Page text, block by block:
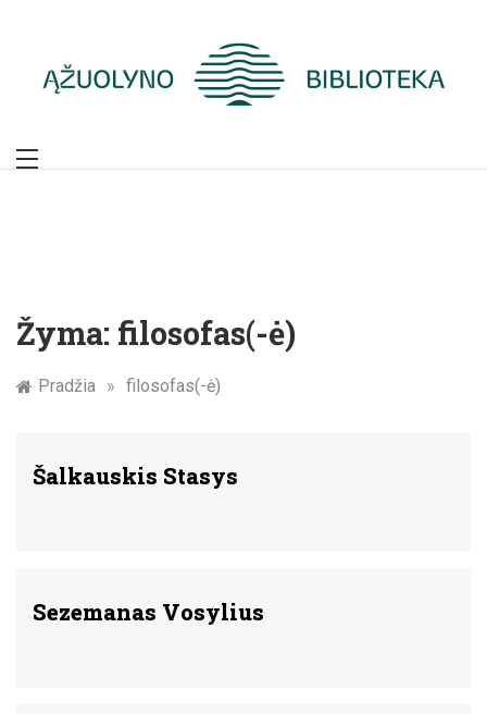
Žymūs Kauno
Žyma: filosofas(-ė)
Pradžia » filosofas(-ė)
Šalkauskis Stasys
Sezemanas Vosylius